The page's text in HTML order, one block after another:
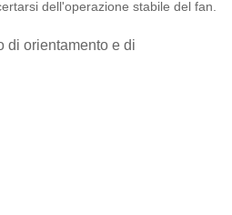
ZWZ…
dell'operazione stabile del fan.
di orientamento e di